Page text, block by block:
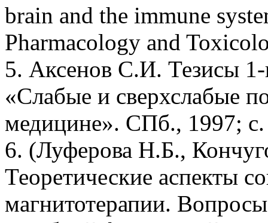
brain and the immune
Pharmacology and
5. Аксенов С.И. Тезисы
«Слабые и сверхслабые
медицине». СПб., 1997;
6. (Луферова Н.Б.,
Теоретические аспекты
магнитотерапии.